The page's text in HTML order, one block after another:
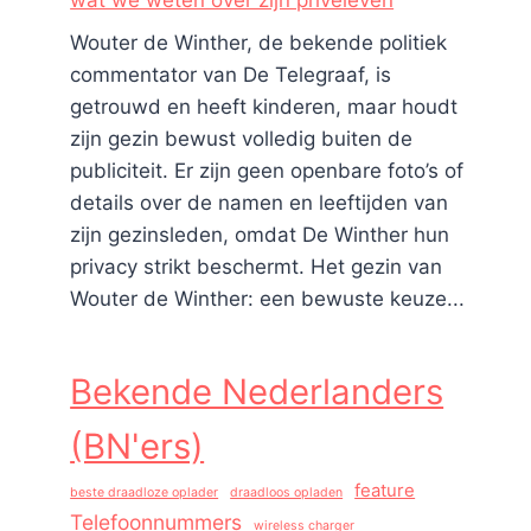
Wouter de Winther, de bekende politiek
commentator van De Telegraaf, is
getrouwd en heeft kinderen, maar houdt
zijn gezin bewust volledig buiten de
publiciteit. Er zijn geen openbare foto’s of
details over de namen en leeftijden van
zijn gezinsleden, omdat De Winther hun
privacy strikt beschermt. Het gezin van
Wouter de Winther: een bewuste keuze...
Bekende Nederlanders
(BN'ers)
beste draadloze oplader draadloos opladen feature
Telefoonnummers wireless charger